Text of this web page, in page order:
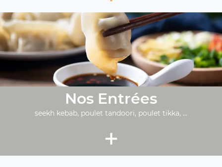
Nos Entrées
seekh kebab, poulet tandoori, poulet tikka, ...
+